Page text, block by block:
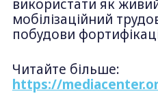
використати як
мобілізаційний
побудови
Читайте більше:
https://